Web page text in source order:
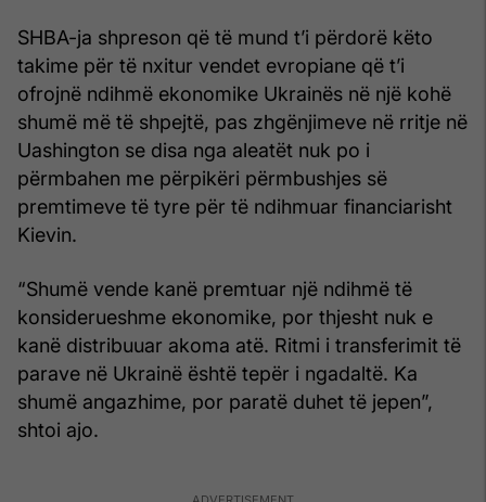
SHBA-ja shpreson që të mund t’i përdorë këto
takime për të nxitur vendet evropiane që t’i
ofrojnë ndihmë ekonomike Ukrainës në një kohë
shumë më të shpejtë, pas zhgënjimeve në rritje në
Uashington se disa nga aleatët nuk po i
përmbahen me përpikëri përmbushjes së
premtimeve të tyre për të ndihmuar financiarisht
Kievin.
“Shumë vende kanë premtuar një ndihmë të
konsiderueshme ekonomike, por thjesht nuk e
kanë distribuuar akoma atë. Ritmi i transferimit të
parave në Ukrainë është tepër i ngadaltë. Ka
shumë angazhime, por paratë duhet të jepen”,
shtoi ajo.